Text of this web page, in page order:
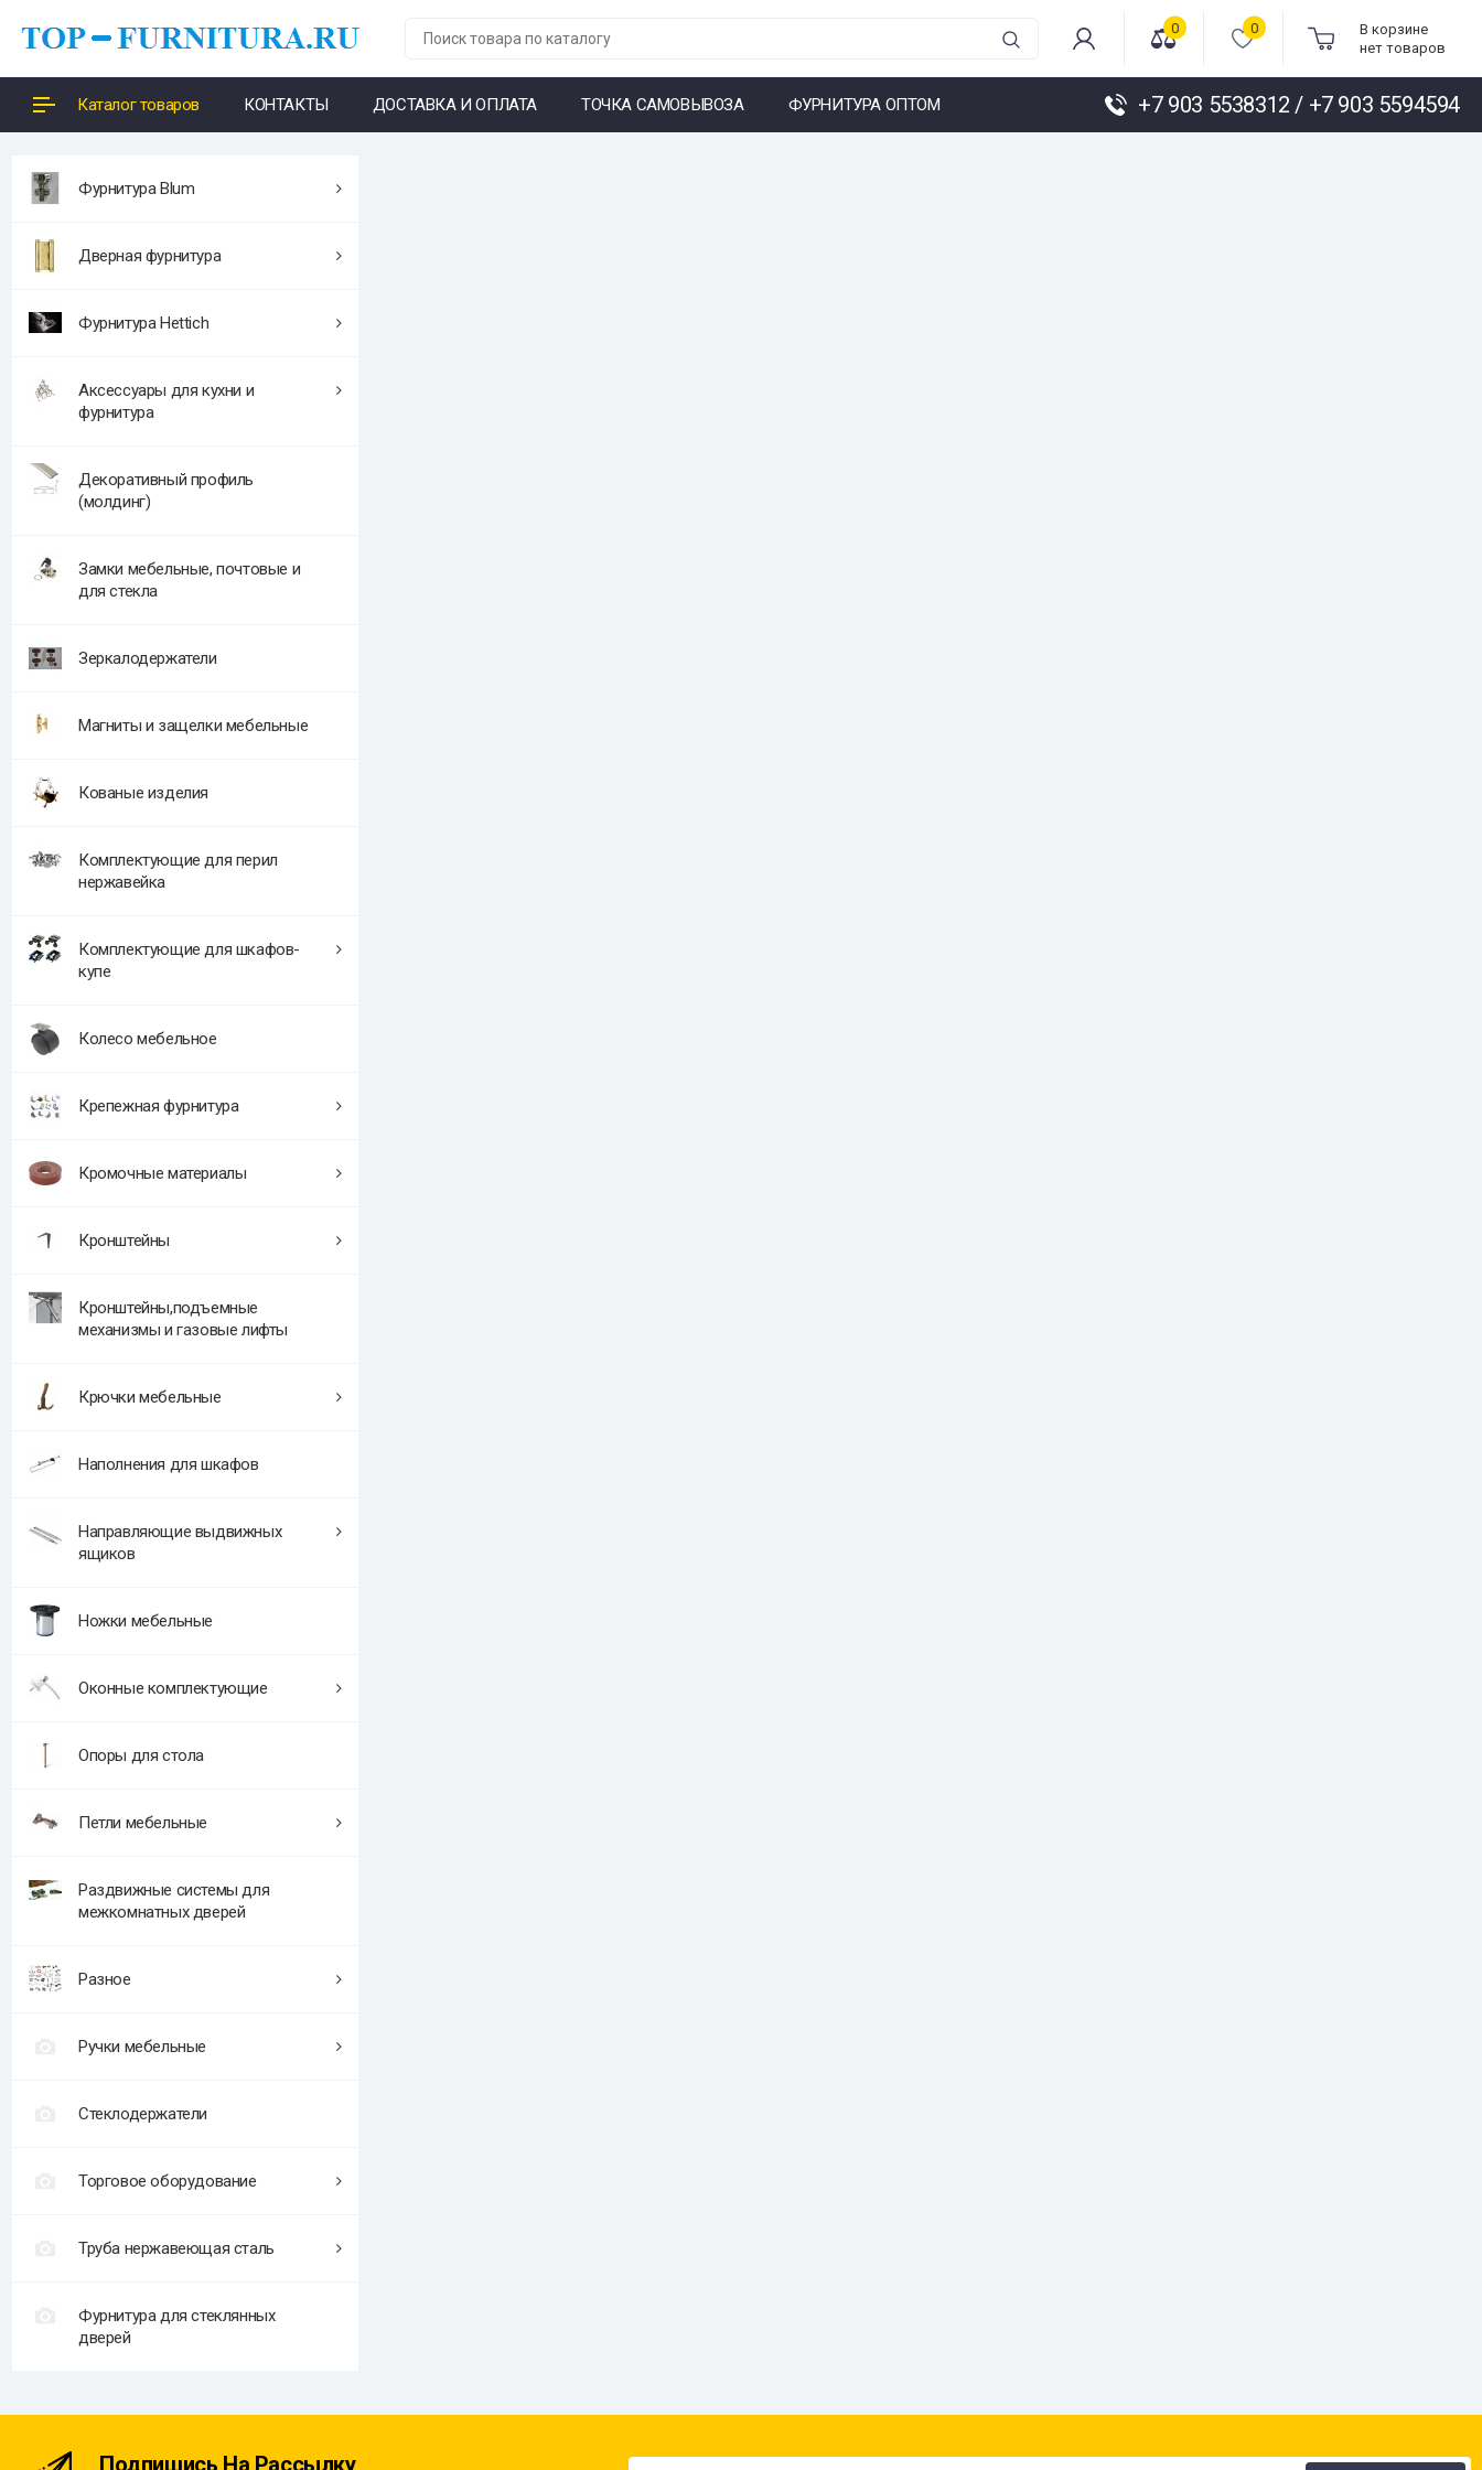
0 0
В корзине
нет товаров
Каталог товаров КОНТАКТЫ ДОСТАВКА И ОПЛАТА ТОЧКА САМОВЫВОЗА ФУРНИТУРА ОПТОМ +7 903 5538312 / +7 903 5594594
Фурнитура Blum
Дверная фурнитура
Фурнитура Hettich
Аксессуары для кухни и
фурнитура
Декоративный профиль
(молдинг)
Замки мебельные, почтовые и
для стекла
Зеркалодержатели
Магниты и защелки мебельные
Кованые изделия
Комплектующие для перил
нержавейка
Комплектующие для шкафов-
купе
Колесо мебельное
Крепежная фурнитура
Кромочные материалы
Кронштейны
Кронштейны,подъемные
механизмы и газовые лифты
Крючки мебельные
Наполнения для шкафов
Направляющие выдвижных
ящиков
Ножки мебельные
Оконные комплектующие
Опоры для стола
Петли мебельные
Раздвижные системы для
межкомнатных дверей
Разное
Ручки мебельные
Стеклодержатели
Торговое оборудование
Труба нержавеющая сталь
Фурнитура для стеклянных
дверей
Подпишись На Рассылку